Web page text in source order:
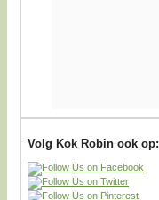
Volg Kok Robin ook op: